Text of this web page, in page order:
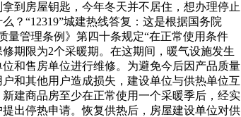
房屋钥匙，今年冬天并不居住，想办理停止
？“12319”城建热线答复：这是根据国务院
量管理条例》第四十条规定“在正常使用条件
期限为2个采暖期。在这期间，暖气设施发生
和售房单位进行维修。为避免今后因产品质量
和其他用户造成损失，建设单位与供热单位互
建商品房至少在正常使用一个采暖季后，经实
出停热申请。恢复供热后，房屋建设单位对供